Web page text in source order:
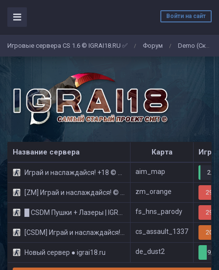
Войти на сайт
Игровые сервера CS 1.6 © IGRAI18.RU ✅ / Форум / Demo (Скриншоты)
Название сервера Карта
Играй и наслаждайся! +18 © Public aim_map 2/
[ZM] Играй и наслаждайся! © Zombie Show zm_orange 29/
█ CSDM Пушки + Лазеры | IGRAI18.RU ツ █ fs_hns_parody 29/
[CSDM] Играй и наслаждайся! © Classic cs_assault_1337 20/
Новый сервер ● igrai18.ru de_dust2 9/